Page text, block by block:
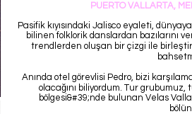
PUERTO VALLARTA,
Pasifik kıyısındaki Jalisco eyaleti,
bilinen folklorik danslardan bazılarını
trendlerden oluşan bir çizgi ile
Anında otel görevlisi Pedro, bizi
olacağını biliyordum. Tur
bölgesi&#39;nde bulunan Velas